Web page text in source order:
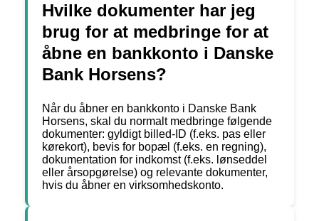
Hvilke dokumenter har jeg
brug for at medbringe for at
åbne en bankkonto i Danske
Bank Horsens?
Når du åbner en bankkonto i Danske Bank
Horsens, skal du normalt medbringe følgende
dokumenter: gyldigt billed-ID (f.eks. pas eller
kørekort), bevis for bopæl (f.eks. en regning),
dokumentation for indkomst (f.eks. lønseddel
eller årsopgørelse) og relevante dokumenter,
hvis du åbner en virksomhedskonto.